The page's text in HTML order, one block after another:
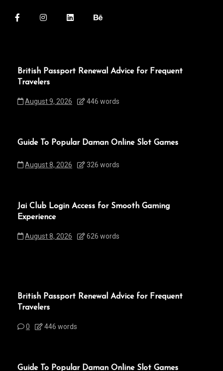
British Passport Renewal Advice for Frequent
Travelers
August 9, 2026 446 words
Guide To Popular Daman Online Slot Games
August 8, 2026 326 words
Jai Club Login Access for Smooth Gaming
Experience
August 8, 2026 626 words
British Passport Renewal Advice for Frequent
Travelers
0 446 words
Guide To Popular Daman Online Slot Games